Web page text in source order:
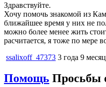
Здравствуйте.
Хочу помочь знакомой из
ближайшее время у них не
можно более менее жить
расчитается, я тоже по мере
ssalixoff_47373 3 года 9
Помощь Просьбы